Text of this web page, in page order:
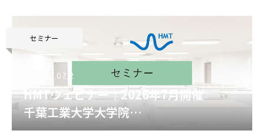
化粧品」
セミナー
2026.07.2
HMTウェビナー｜2026年7月開催
千葉工業大学大学院
南澤麿優覽 先生 特別講演